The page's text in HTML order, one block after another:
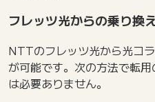
フレッツ光からの乗り換
NTTのフレッツ光から光コ
が可能です。次の方法で転
は必要ありません。